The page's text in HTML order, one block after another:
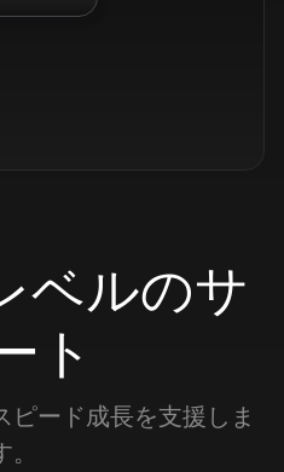
ベルのサ
ト
ピード成長を支援しま